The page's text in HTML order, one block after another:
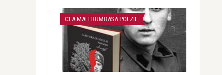
CEA MAI FRUMOASA POEZIE